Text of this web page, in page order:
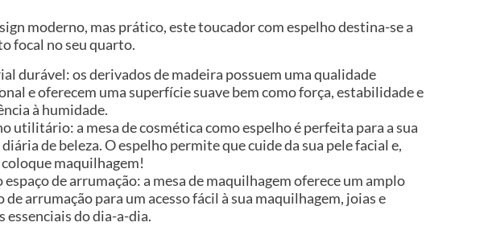
moderno, mas prático, este toucador com espelho destina-se a
focal no seu quarto.
durável: os derivados de madeira possuem uma qualidade
e oferecem uma superfície suave bem como força, estabilidade e
à humidade.
utilitário: a mesa de cosmética como espelho é perfeita para a sua
de beleza. O espelho permite que cuide da sua pele facial e,
maquilhagem!
de arrumação: a mesa de maquilhagem oferece um amplo
de arrumação para um acesso fácil à sua maquilhagem, joias e
essenciais do dia-a-dia.